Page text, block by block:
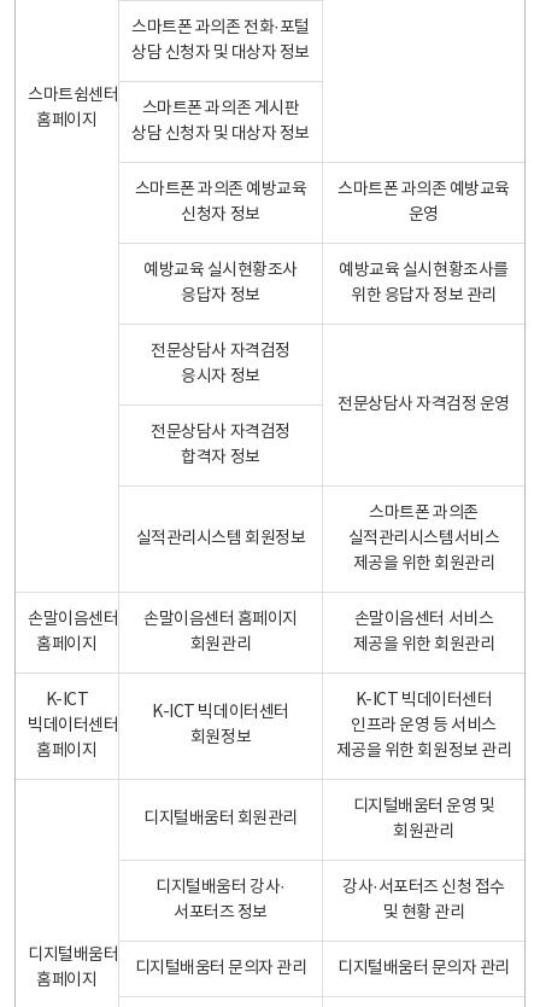
스마트쉼센터
홈페이지
스마트폰 과의존 전화·포털
상담 신청자 및 대상자 정보
스마트폰 과의존 게시판
상담 신청자 및 대상자 정보
스마트폰 과의존 예방교육
신청자 정보
스마트폰 과의존 예방교육
운영
예방교육 실시현황조사
응답자 정보
예방교육 실시현황조사를
위한 응답자 정보 관리
전문상담사 자격검정
응시자 정보
전문상담사 자격검정 운영
전문상담사 자격검정
합격자 정보
실적관리시스템 회원정보
스마트폰 과의존
실적관리시스템서비스
제공을 위한 회원관리
손말이음센터
홈페이지
손말이음센터 홈페이지
회원관리
손말이음센터 서비스
제공을 위한 회원관리
K-ICT
빅데이터센터
홈페이지
K-ICT 빅데이터센터
회원정보
K-ICT 빅데이터센터
인프라 운영 등 서비스
제공을 위한 회원정보 관리
디지털배움터
홈페이지
디지털배움터 회원관리
디지털배움터 운영 및
회원관리
디지털배움터 강사·
서포터즈 정보
강사·서포터즈 신청 접수
및 현황 관리
디지털배움터 문의자 관리 디지털배움터 문의자 관리